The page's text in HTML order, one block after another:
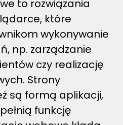
to rozwiązania
które
wykonywanie
np. zarządzanie
czy realizację
Strony
są formą aplikacji,
funkcję